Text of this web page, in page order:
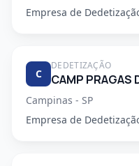
Empresa de
C
DEDETIZAÇÃO
Campinas - SP
Empresa de